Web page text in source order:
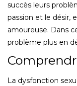
succès leurs
passion et le désir,
amoureuse. Dans
problème plus en
La dysfonction